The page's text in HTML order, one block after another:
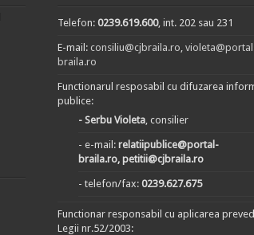
Telefon:0239.619.600, int. 202 sau 231
E-mail:consiliu@cjbraila.ro,
braila.ro
Functionarul resposabil cu difuzarea
publice:
- Serbu Violeta, consilier
- e-mail:relatiipublice@portal-
braila.ro, petitii@cjbraila.ro
- telefon/fax:0239.627.675
Functionar responsabil cu aplicarea
Legii nr.52/2003: